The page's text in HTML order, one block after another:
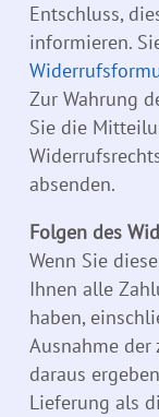
Entschluss,
informieren.
Zur Wahrung
Sie die
absenden.
Folgen des
Wenn Sie
Ihnen alle
haben,
Ausnahme der
daraus
Lieferung als